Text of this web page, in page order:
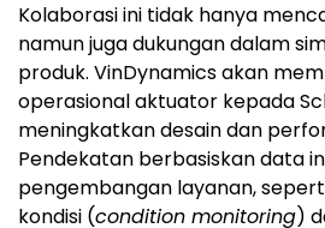
Kolaborasi ini tidak hanya
namun juga dukungan dalam
produk. VinDynamics akan
operasional aktuator kepada
meningkatkan desain dan
Pendekatan berbasiskan data
pengembangan layanan,
kondisi (condition monitoring)